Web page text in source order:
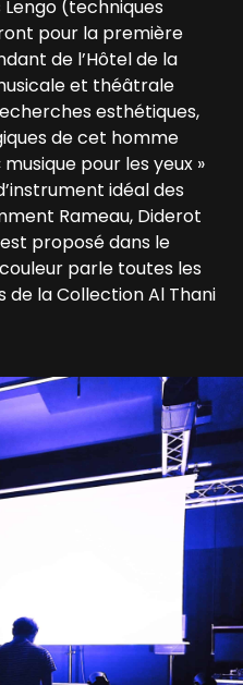
(techniques
pour la première
de l’Hôtel de la
et théâtrale
esthétiques,
de cet homme
pour les yeux »
idéal des
Rameau, Diderot
proposé dans le
parle toutes les
la Collection Al Thani